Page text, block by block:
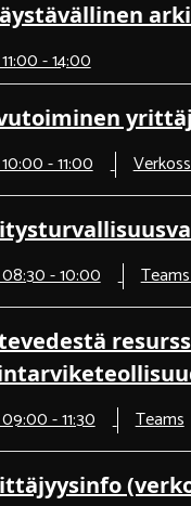
- 14:00
- 11:00
- 10:00
- 11:30
Teams